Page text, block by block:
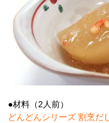
●材料（2人前）
どんどんシリーズ 割烹だ